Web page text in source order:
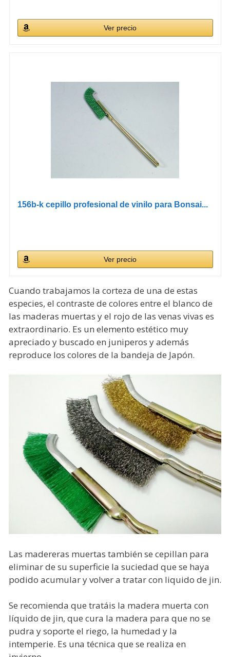
Ver precio
156b-k cepillo profesional de vinilo para Bonsai...
Ver precio
Cuando trabajamos la corteza de una de estas
especies, el contraste de colores entre el blanco de
las maderas muertas y el rojo de las venas vivas es
extraordinario. Es un elemento estético muy
apreciado y buscado en juniperos y además
reproduce los colores de la bandeja de Japón.
Las madereras muertas también se cepillan para
eliminar de su superficie la suciedad que se haya
podido acumular y volver a tratar con liquido de jin.
Se recomienda que tratáis la madera muerta con
líquido de jin, que cura la madera para que no se
pudra y soporte el riego, la humedad y la
intemperie. Es una técnica que se realiza en